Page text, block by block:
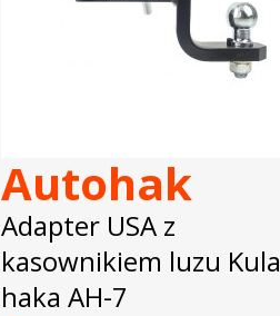
Autohak
Adapter USA z
kasownikiem luzu Kula
haka AH-7